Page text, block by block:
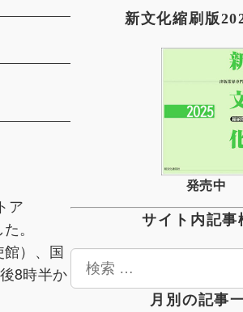
ア
。
）、国
8時半か
新文化縮刷版
発売中
サイト内記事
検
月別の記事